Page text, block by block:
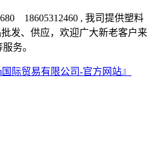
18605312460 , 我司提供塑料
发、供应，欢迎广大新老客户来
务。